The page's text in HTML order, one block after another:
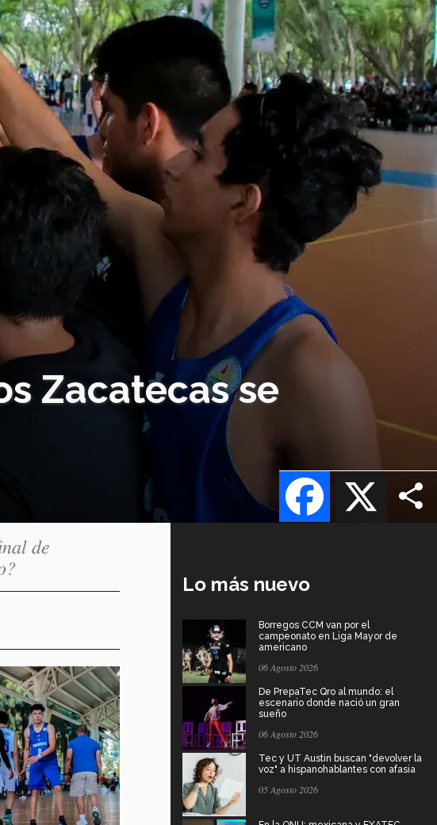
Zacatecas se
X
Facebook
de
Lo más nuevo
Borregos CCM van por el
campeonato en Liga Mayor de
americano
06 Agosto 2026
De PrepaTec Qro al mundo: el
escenario donde nació un gran
sueño
06 Agosto 2026
Tec y UT Austin buscan "devolver la
voz" a hispanohablantes con afasia
05 Agosto 2026